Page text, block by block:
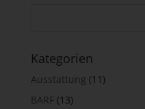
Kategorien
Ausstattung (11)
BARF(13)